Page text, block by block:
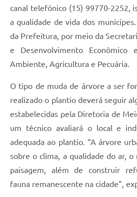
Licitações
Telefones Úteis
Emprega
Jornal
Agenda
SIC
canal telefônico (15) 99770-2252,
a qualidade de vida dos
da Prefeitura, por meio da
e Desenvolvimento
Ambiente, Agricultura e Pecuária.
O tipo de muda de árvore a ser
realizado o plantio deverá seguir
estabelecidas pela Diretoria de
um técnico avaliará o local e
adequada ao plantio. “A árvore
sobre o clima, a qualidade do ar,
paisagem, além de construir
fauna remanescente na cidade”,